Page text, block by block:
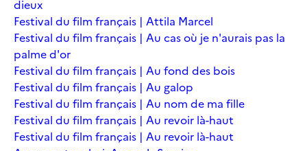
dieux
Festival du film français | Attila Marcel
Festival du film français | Au cas où je n'aurais pas la
palme d'or
Festival du film français | Au fond des bois
Festival du film français | Au galop
Festival du film français | Au nom de ma fille
Festival du film français | Au revoir là-haut
Festival du film français | Au revoir là-haut